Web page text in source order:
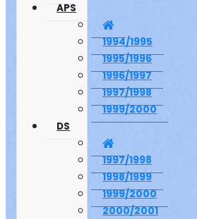
APS
1994/1995
1995/1996
1996/1997
1997/1998
1999/2000
DS
1997/1998
1998/1999
1999/2000
2000/2001